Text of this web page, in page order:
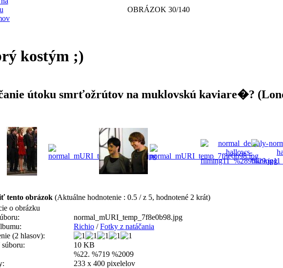
OBRÁZOK 30/140
kostým ;)
útoku smrťožrútov na muklovskú kaviare�?
tento obrázok (Aktuálne hodnotenie : 0.5 / z 5, hodnotené 2 krát)
o obrázku
normal_mURI_temp_7f8e0b98.jpg
Richio /Fotky z natáčania
(2 hlasov):
10 KB
%22. %719 %2009
233 x 400 pixelelov